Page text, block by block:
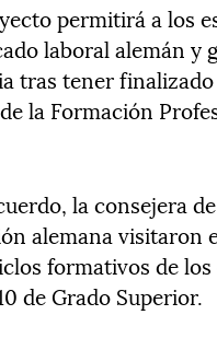
permitirá a los
laboral alemán
tras tener
la Formación
la consejera
alemana visitaron
formativos de
de Grado Superior.